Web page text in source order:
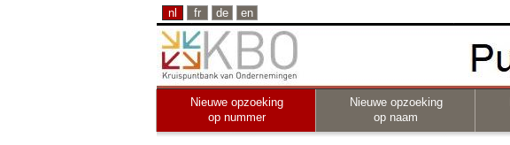
nl fr de en
Nieuwe opzoeking
op nummer
Nieuwe opzoeking
op naam